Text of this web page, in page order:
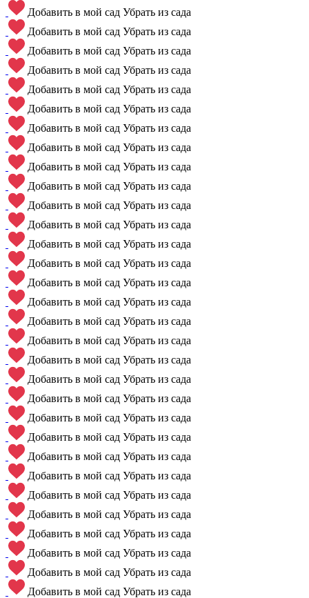
Добавить в мой сад Убрать из сада
Добавить в мой сад Убрать из сада
Добавить в мой сад Убрать из сада
Добавить в мой сад Убрать из сада
Добавить в мой сад Убрать из сада
Добавить в мой сад Убрать из сада
Добавить в мой сад Убрать из сада
Добавить в мой сад Убрать из сада
Добавить в мой сад Убрать из сада
Добавить в мой сад Убрать из сада
Добавить в мой сад Убрать из сада
Добавить в мой сад Убрать из сада
Добавить в мой сад Убрать из сада
Добавить в мой сад Убрать из сада
Добавить в мой сад Убрать из сада
Добавить в мой сад Убрать из сада
Добавить в мой сад Убрать из сада
Добавить в мой сад Убрать из сада
Добавить в мой сад Убрать из сада
Добавить в мой сад Убрать из сада
Добавить в мой сад Убрать из сада
Добавить в мой сад Убрать из сада
Добавить в мой сад Убрать из сада
Добавить в мой сад Убрать из сада
Добавить в мой сад Убрать из сада
Добавить в мой сад Убрать из сада
Добавить в мой сад Убрать из сада
Добавить в мой сад Убрать из сада
Добавить в мой сад Убрать из сада
Добавить в мой сад Убрать из сада
Добавить в мой сад Убрать из сада